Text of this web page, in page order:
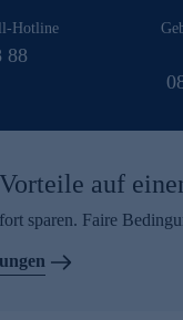
Hotline
88
auf
sparen. Faire